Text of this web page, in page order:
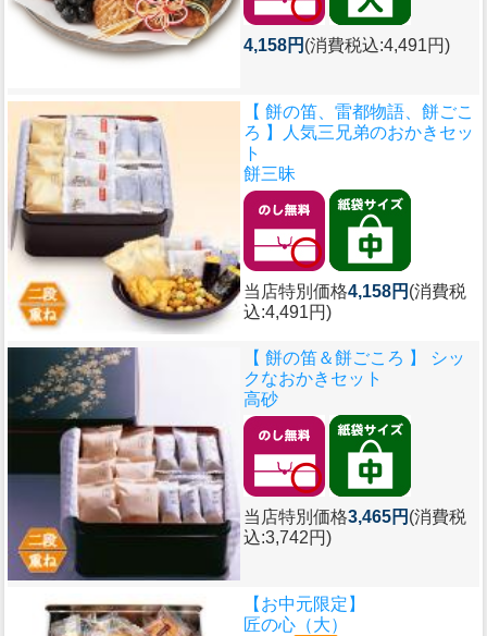
4,158円 (消費税込:4,491円)
【 餅の笛、雷都物語、餅ごこ
ろ 】人気三兄弟のおかきセッ
ト
餅三昧
当店特別価格4,158円 (消費税
込:4,491円)
【 餅の笛＆餅ごころ 】 シッ
クなおかきセット
高砂
当店特別価格3,465円 (消費税
込:3,742円)
【お中元限定】
匠の心（大）